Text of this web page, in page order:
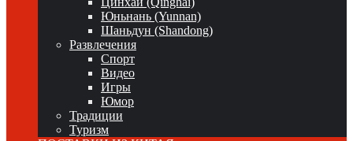
Юньнань (Yunnan)
Шаньдун (Shandong)
Развлечения
Спорт
Видео
Игры
Юмор
Традиции
Туризм